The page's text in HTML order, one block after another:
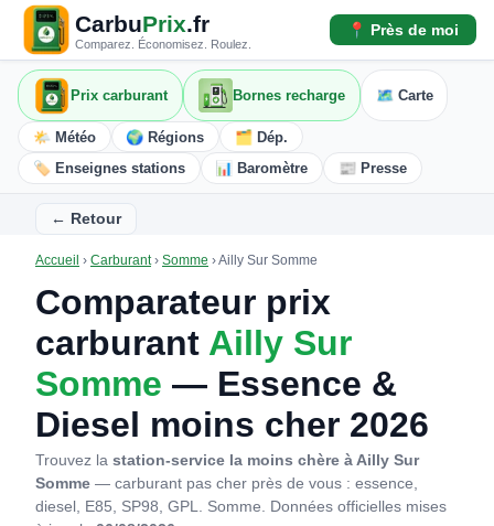
CarbuPrix.fr
Comparez. Économisez. Roulez.
📍 Près de moi
Prix carburant Bornes recharge 🗺️ Carte
🌤️ Météo 🌍 Régions
🗂️ Dép.
🏷️ Enseignes stations
📊 Baromètre 📰 Presse
← Retour
Accueil › Carburant› Somme ›Ailly Sur Somme
Comparateur prix
carburant Ailly Sur
Somme — Essence &
Diesel moins cher 2026
Trouvez la station-service la moins chère à Ailly Sur
Somme — carburant pas cher près de vous : essence,
diesel, E85, SP98, GPL. Somme. Données officielles mises